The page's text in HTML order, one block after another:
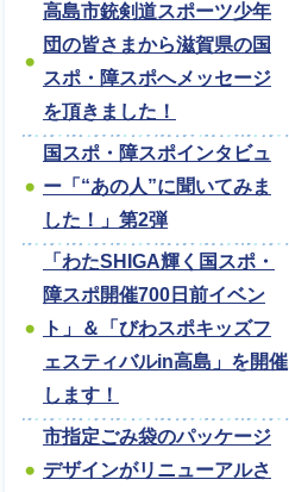
高島市銃剣道スポーツ少年
団の皆さまから滋賀県の国
スポ・障スポへメッセージ
を頂きました！
国スポ・障スポインタビュ
ー「“あの人”に聞いてみま
した！」第2弾
「わたSHIGA輝く国スポ・
障スポ開催700日前イベン
ト」＆「びわスポキッズフ
ェスティバルin高島」を開催
します！
市指定ごみ袋のパッケージ
デザインがリニューアルさ